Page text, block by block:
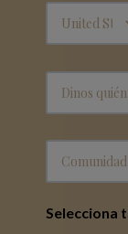
Selecciona